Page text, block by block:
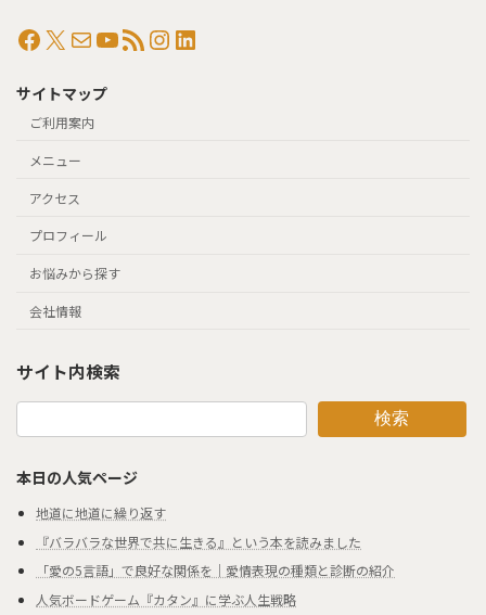
Facebook
X メールYouTube
RSS フィードInstagram
LinkedIn
サイトマップ
ご利用案内
メニュー
アクセス
プロフィール
お悩みから探す
会社情報
サイト内検索
検索
本日の人気ページ
地道に地道に繰り返す
『バラバラな世界で共に生きる』という本を読みました
「愛の5言語」で良好な関係を｜愛情表現の種類と診断の紹介
人気ボードゲーム『カタン』に学ぶ人生戦略